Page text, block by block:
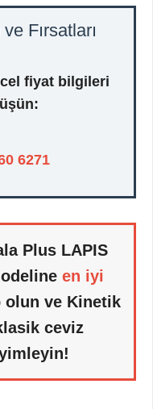
Fırsatları
fiyat bilgileri
6271
Plus LAPIS
en iyi
ve Kinetik
ceviz